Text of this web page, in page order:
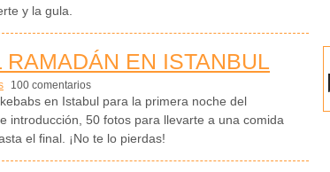
y la gula.
RAMADÁN EN ISTANBUL
100 comentarios
en Istabul para la primera noche del
introducción, 50 fotos para llevarte a una comida
el final. ¡No te lo pierdas!